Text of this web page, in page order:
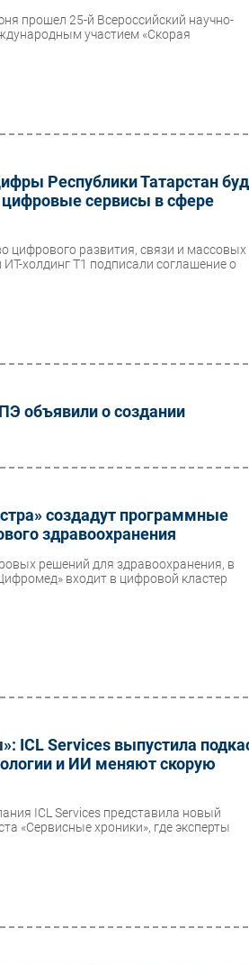
прошел 25-й Всероссийский научно-
участием «Скорая
Республики Татарстан
цифровые сервисы в сфере
цифрового развития, связи и массовых
холдинг Т1 подписали соглашение о
объявили о создании
создадут программные
здравоохранения
решений для здравоохранения, в
входит в цифровой кластер
ICL Services выпустила
и ИИ меняют скорую
ICL Services представила новый
«Сервисные хроники», где эксперты